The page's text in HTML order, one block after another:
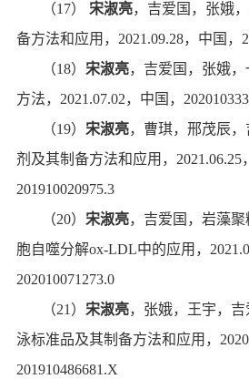
（17） 宋淑亮， 吉爱国，张娥，
备方法和应用 ， 2021.09.28， 中国，
（18） 宋淑亮， 吉爱国，张娥，
方法， 2021.07.02， 中国，
（19） 宋淑亮，曹琪，邢茂辰，
剂及其制备方法和应用 ， 2021.06.25，
201910020975.3
（20） 宋淑亮， 吉爱国， 岩藻聚
胞自噬分解ox-LDL中的应用 ，
202010071273.0
（21 ） 宋淑亮， 张娥，王宇，吉
泳标准品及其制备方法和应用 ，
201910486681.X